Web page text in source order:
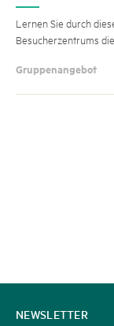
Lernen Sie durch
Besucherzentrums
Gruppenangebot
KONTAKT
NEWSLETTER